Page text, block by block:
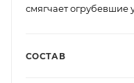
смягчает огрубевшие
СОСТАВ